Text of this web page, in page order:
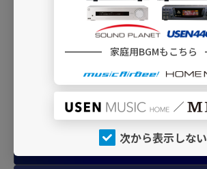
家庭用BGMもこちら
次から表示しない